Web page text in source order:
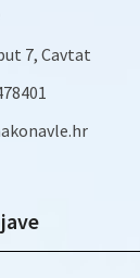
7, Cavtat